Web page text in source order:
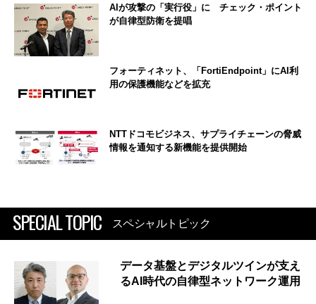
AIが攻撃の「実行役」に チェック・ポイント
が自律型防衛を提唱
フォーティネット、「FortiEndpoint」にAI利
用の保護機能などを拡充
NTTドコモビジネス、サプライチェーンの脅威
情報を通知する新機能を提供開始
SPECIAL TOPIC スペシャルトピック
データ基盤とデジタルツインが支え
るAI時代の自律型ネットワーク運用